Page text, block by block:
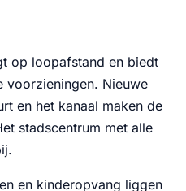
op loopafstand en biedt
voorzieningen. Nieuwe
en het kanaal maken de
stadscentrum met alle
en kinderopvang liggen